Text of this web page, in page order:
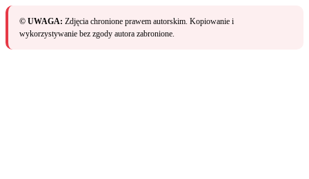
© UWAGA: Zdjęcia chronione prawem autorskim. Kopiowanie i
wykorzystywanie bez zgody autora zabronione.